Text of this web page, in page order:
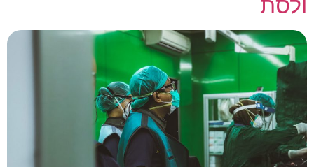
ולסת